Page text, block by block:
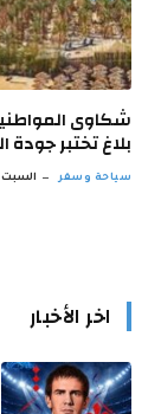
بلاغ تختبر جودة
سياحة وسفر السبت 08 أغسطس 12:23 م
اخر الأخبار